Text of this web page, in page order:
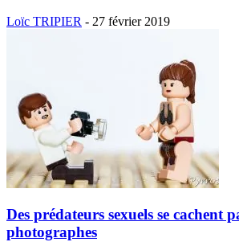
Loïc TRIPIER - 27 février 2019
Des prédateurs sexuels se cachent
photographes